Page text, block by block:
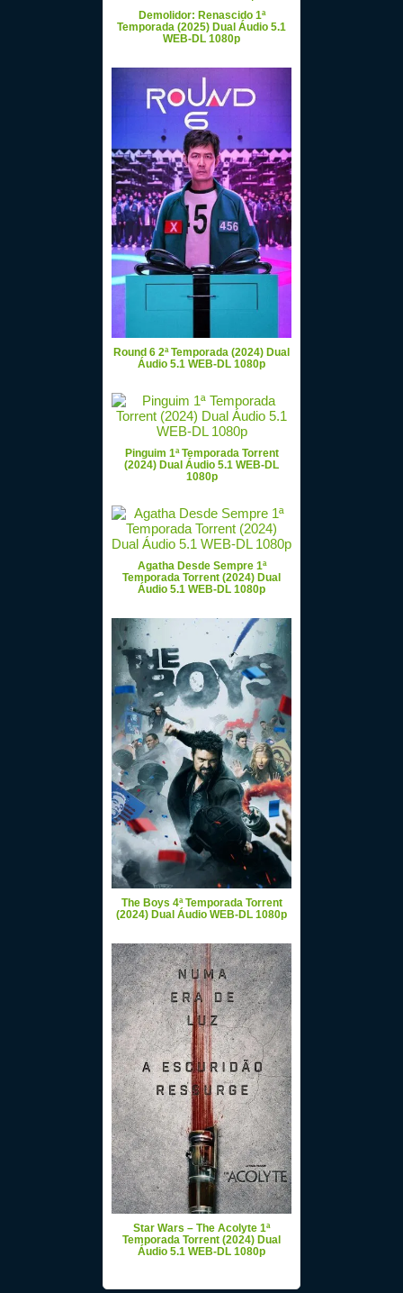
Demolidor: Renascido 1ª
Temporada (2025) Dual Áudio 5.1
WEB-DL 1080p
Round 6 2ª Temporada (2024) Dual
Áudio 5.1 WEB-DL 1080p
Pinguim 1ª Temporada Torrent
(2024) Dual Áudio 5.1 WEB-DL
1080p
Agatha Desde Sempre 1ª
Temporada Torrent (2024) Dual
Áudio 5.1 WEB-DL 1080p
The Boys 4ª Temporada Torrent
(2024) Dual Áudio WEB-DL 1080p
Star Wars – The Acolyte 1ª
Temporada Torrent (2024) Dual
Áudio 5.1 WEB-DL 1080p